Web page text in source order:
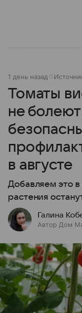
1 день назад
Томаты
не
в августе
Добавляем это
растения
Галина
Автор Дом